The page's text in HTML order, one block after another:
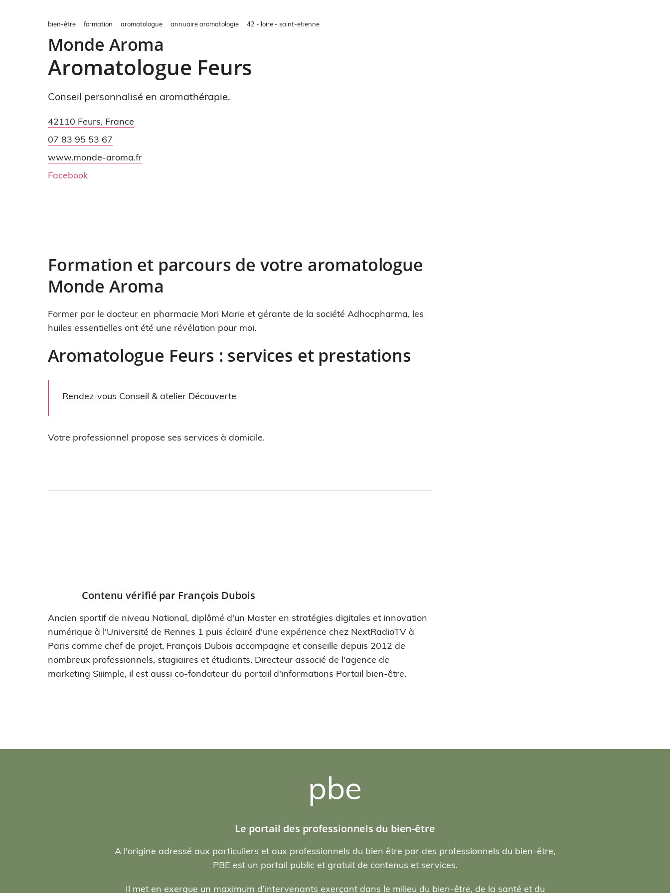
bien-être formation aromatologue annuaire aromatologie 42 - loire - saint-etienne
Monde Aroma
Aromatologue Feurs
Conseil personnalisé en aromathérapie.
42110 Feurs, France
07 83 95 53 67
www.monde-aroma.fr
Facebook
Formation et parcours de votre aromatologue
Monde Aroma
Former par le docteur en pharmacie Mori Marie et gérante de la société Adhocpharma, les
huiles essentielles ont été une révélation pour moi.
Aromatologue Feurs : services et prestations
Rendez-vous Conseil & atelier Découverte
Votre professionnel propose ses services à domicile.
Contenu vérifié par François Dubois
Ancien sportif de niveau National, diplômé d'un Master en stratégies digitales et innovation
numérique à l'Université de Rennes 1 puis éclairé d'une expérience chez NextRadioTV à
Paris comme chef de projet, François Dubois accompagne et conseille depuis 2012 de
nombreux professionnels, stagiaires et étudiants. Directeur associé de l'agence de
marketing Siiimple, il est aussi co-fondateur du portail d'informations Portail bien-être.
pbe
Le portail des professionnels du bien-être
A l'origine adressé aux particuliers et aux professionnels du bien être par des professionnels du bien-être,
PBE est un portail public et gratuit de contenus et services.
Il met en exergue un maximum d’intervenants exerçant dans le milieu du bien-être, de la santé et du